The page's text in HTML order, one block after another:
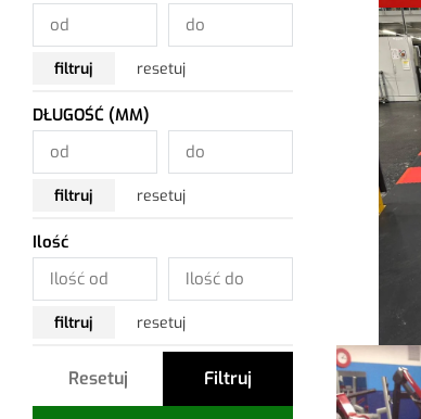
filtruj resetuj
DŁUGOŚĆ (MM)
filtruj resetuj
Ilość
filtruj resetuj
Resetuj Filtruj